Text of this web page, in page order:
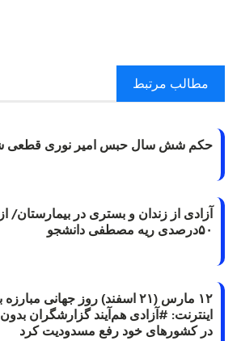
مطالب مرتبط
حکم شش سال حبس امیر نوری قطعی
آزادی از زندان و بستری در بیمارستان/
۵۰درصدی ریه مصطفی دانشجو
۱۲ مارس (۲۱ اسفند) روز جهانی
در کشورهای خود رفع مسدودیت کرد